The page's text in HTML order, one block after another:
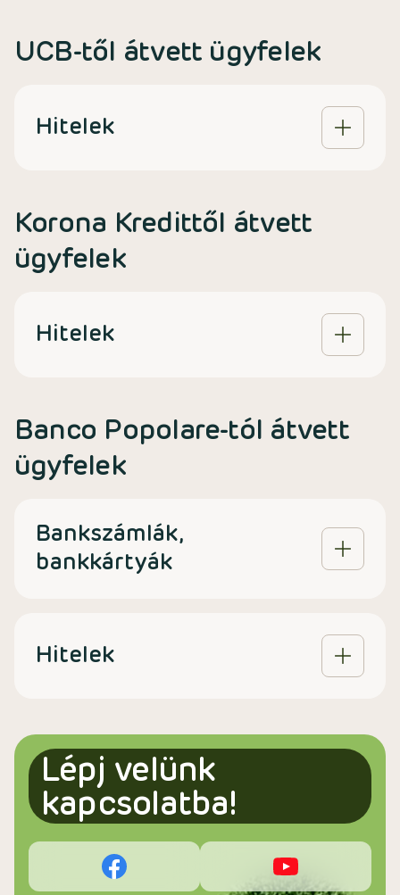
UCB-től átvett ügyfelek
Hitelek
Korona Kredittől átvett
ügyfelek
Hitelek
Banco Popolare-tól átvett
ügyfelek
Bankszámlák,
bankkártyák
Hitelek
Lépj velünk
kapcsolatba!